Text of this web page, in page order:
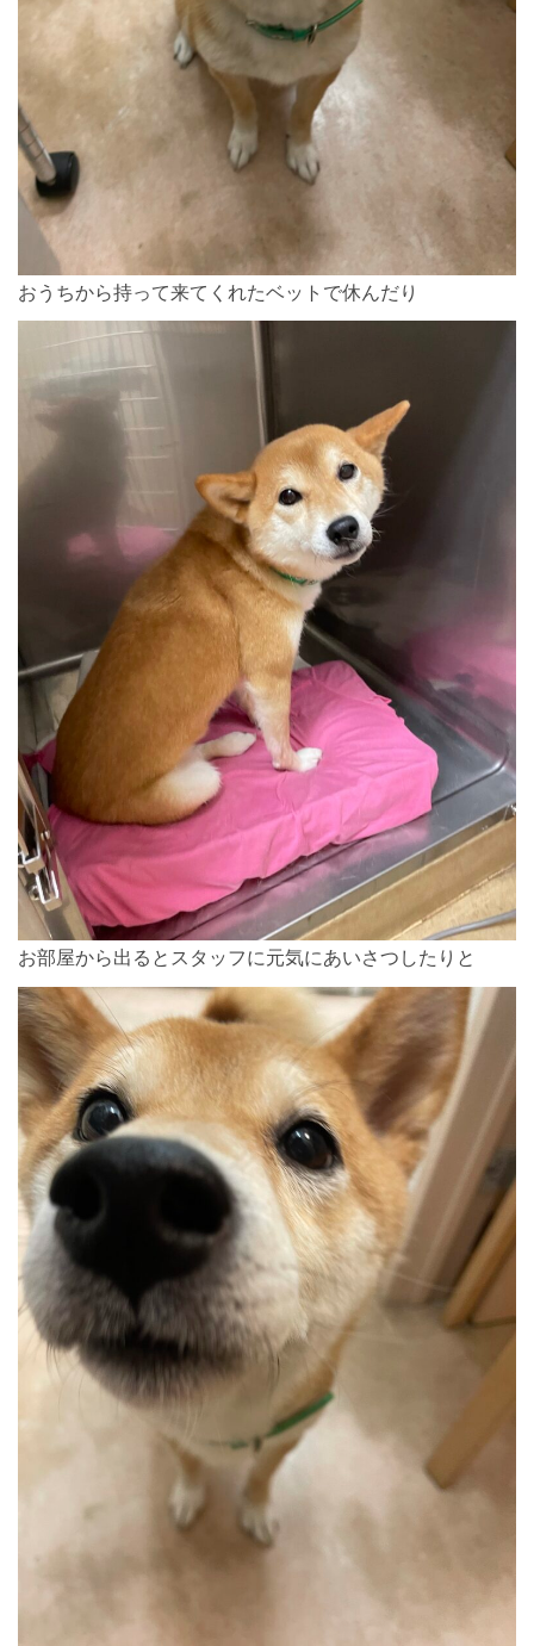
おうちから持って来てくれたベットで休んだり
お部屋から出るとスタッフに元気にあいさつしたりと